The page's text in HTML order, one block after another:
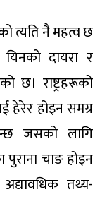
त्यति नै महत्व छ
दायरा र
छ। राष्ट्रहरूको
हेरेर होइन समग्र
जसको लागि
चाङ होइन
तथ्य-